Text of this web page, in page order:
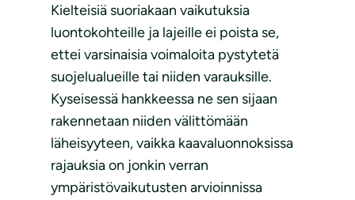
Kielteisiä suoriakaan vaikutuksia
luontokohteille ja lajeille ei poista se,
ettei varsinaisia voimaloita pystytetä
suojelualueille tai niiden varauksille.
Kyseisessä hankkeessa ne sen sijaan
rakennetaan niiden välittömään
läheisyyteen, vaikka kaavaluonnoksissa
rajauksia on jonkin verran
ympäristövaikutusten arvioinnissa